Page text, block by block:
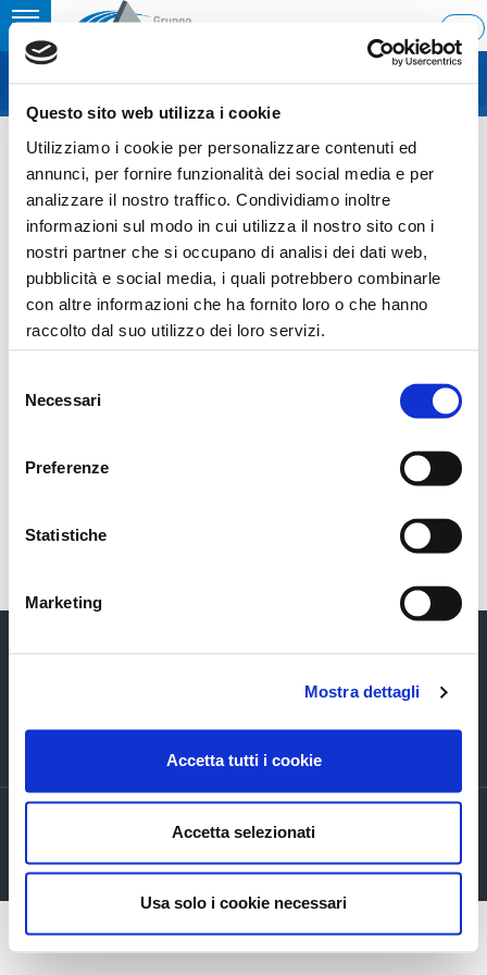
Questo sito web utilizza i cookie
Utilizziamo i cookie per personalizzare contenuti ed
annunci, per fornire funzionalità dei social media e per
analizzare il nostro traffico. Condividiamo inoltre
informazioni sul modo in cui utilizza il nostro sito con i
nostri partner che si occupano di analisi dei dati web,
pubblicità e social media, i quali potrebbero combinarle
con altre informazioni che ha fornito loro o che hanno
raccolto dal suo utilizzo dei loro servizi.
delNecessari
Preferenze
Statistiche
Marketing
Mostra dettagli
Accetta tutti i cookie
Accetta selezionati
Usa solo i cookie necessari
Toggle
navigation
MENU
Last update: 2020/04/14 21:34
14.04.2020
SHAREHOLDERS’
AGREEMENTS
Sezione download
COS_Ascopiave_Patto parasociale_ENG_14042020
Via Verizzo, 1030 - 31053 Pieve di Soligo (TV) tel +39 0438 980098 fax +39
0438 82096 C.F. - P.I. - R.I. 03916270261
Company info